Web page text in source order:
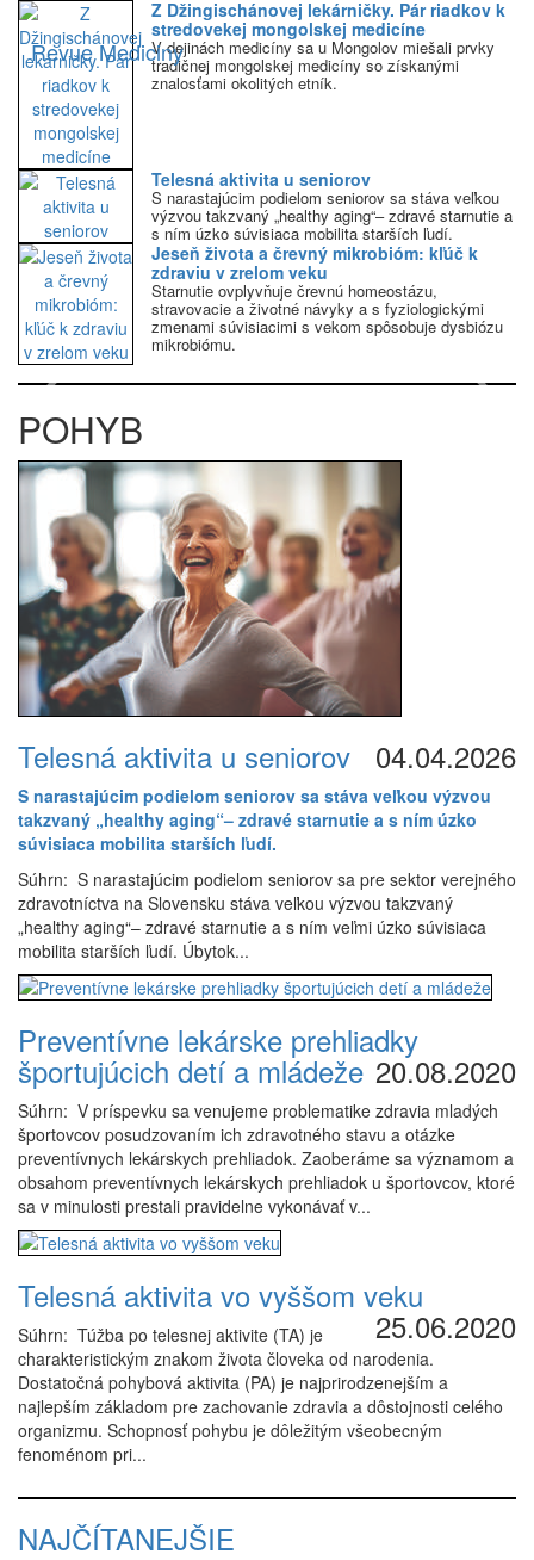
Revue Mediciny
Z Džingischánovej lekárničky. Pár riadkov k
stredovekej mongolskej medicíne
V dejinách medicíny sa u Mongolov miešali prvky
tradičnej mongolskej medicíny so získanými
znalosťami okolitých etník.
Telesná aktivita u seniorov
S narastajúcim podielom seniorov sa stáva veľkou
výzvou takzvaný „healthy aging“– zdravé starnutie a
s ním úzko súvisiaca mobilita starších ľudí.
Jeseň života a črevný mikrobióm: kľúč k
zdraviu v zrelom veku
Starnutie ovplyvňuje črevnú homeostázu,
stravovacie a životné návyky a s fyziologickými
zmenami súvisiacimi s vekom spôsobuje dysbiózu
mikrobiómu.
POHYB
Telesná aktivita u seniorov 04.04.2026
S narastajúcim podielom seniorov sa stáva veľkou výzvou
takzvaný „healthy aging“– zdravé starnutie a s ním úzko
súvisiaca mobilita starších ľudí.
Súhrn: S narastajúcim podielom seniorov sa pre sektor verejného
zdravotníctva na Slovensku stáva veľkou výzvou takzvaný
„healthy aging“– zdravé starnutie a s ním veľmi úzko súvisiaca
mobilita starších ľudí. Úbytok...
Preventívne lekárske prehliadky
športujúcich detí a mládeže 20.08.2020
Súhrn: V príspevku sa venujeme problematike zdravia mladých
športovcov posudzovaním ich zdravotného stavu a otázke
preventívnych lekárskych prehliadok. Zaoberáme sa významom a
obsahom preventívnych lekárskych prehliadok u športovcov, ktoré
sa v minulosti prestali pravidelne vykonávať v...
Telesná aktivita vo vyššom veku
25.06.2020
Súhrn: Túžba po telesnej aktivite (TA) je
charakteristickým znakom života človeka od narodenia.
Dostatočná pohybová aktivita (PA) je najprirodzenejším a
najlepším základom pre zachovanie zdravia a dôstojnosti celého
organizmu. Schopnosť pohybu je dôležitým všeobecným
fenoménom pri...
NAJČÍTANEJŠIE